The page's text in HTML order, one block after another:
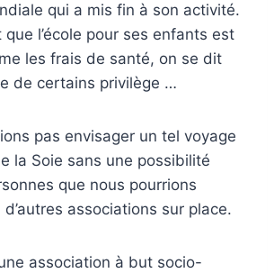
qui a mis fin à son activité.
l’école pour ses enfants est
les frais de santé, on se dit
de certains privilège …
pas envisager un tel voyage
la Soie sans une possibilité
que nous pourrions
associations sur place.
association à but socio-